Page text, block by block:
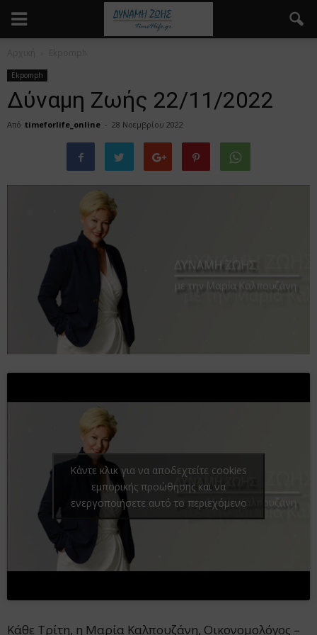
Ekpomph
Δύναμη Ζωής 22/11/2022
Από timeforlife_online - 28 Νοεμβρίου 2022
Κάντε κλικ για να αποδεχτείτε cookies
εμπορικής προώθησης και να
ενεργοποιήσετε αυτό το περιεχόμενο
Κάθε Τρίτη, η Μαρία Καλπουζάνη, Οικονομολόγος –